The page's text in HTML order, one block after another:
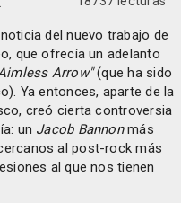
del nuevo trabajo de
que ofrecía un adelanto
Arrow"(que ha sido
Ya entonces, aparte de la
creó cierta controversia
un Jacob Bannonmás
al post-rock más
al que nos tienen